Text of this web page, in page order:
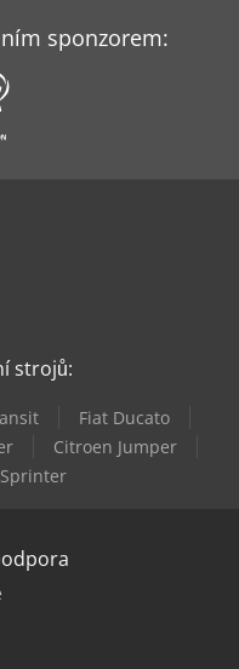
sponzorem:
strojů:
Fiat Ducato
Citroen Jumper